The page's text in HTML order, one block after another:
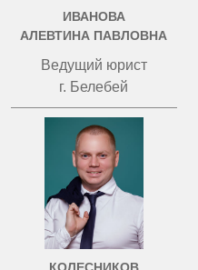
ИВАНОВА
АЛЕВТИНА ПАВЛОВНА
Ведущий юрист
г. Белебей